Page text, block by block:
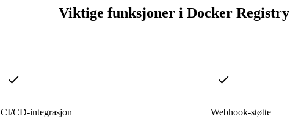
Viktige funksjoner i Docker Registry
CI/CD-integrasjon Webhook-støtte